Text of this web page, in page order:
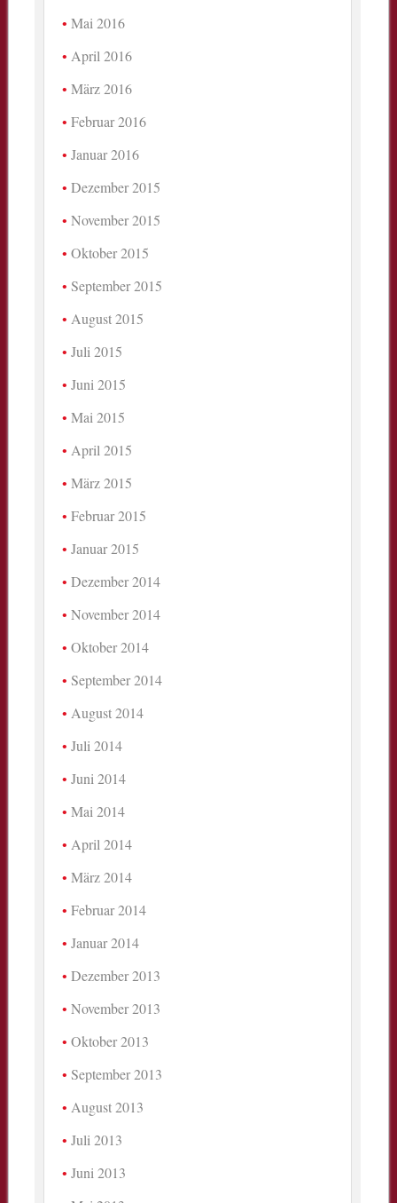
Mai 2016
April 2016
März 2016
Februar 2016
Januar 2016
Dezember 2015
November 2015
Oktober 2015
September 2015
August 2015
Juli 2015
Juni 2015
Mai 2015
April 2015
März 2015
Februar 2015
Januar 2015
Dezember 2014
November 2014
Oktober 2014
September 2014
August 2014
Juli 2014
Juni 2014
Mai 2014
April 2014
März 2014
Februar 2014
Januar 2014
Dezember 2013
November 2013
Oktober 2013
September 2013
August 2013
Juli 2013
Juni 2013